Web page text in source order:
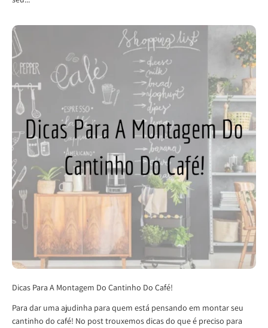
Dicas Para A Montagem Do Cantinho Do Café!
Para dar uma ajudinha para quem está pensando em montar seu
cantinho do café! No post trouxemos dicas do que é preciso para